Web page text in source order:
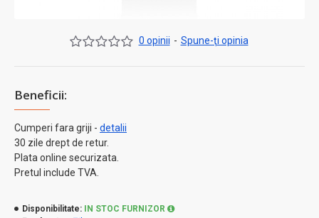
Beneficii:
Cumperi fara griji - detalii
30 zile drept de retur.
Plata online securizata.
Pretul include TVA.
0 opinii - Spune-ţi opinia
Disponibilitate:
IN STOC FURNIZOR